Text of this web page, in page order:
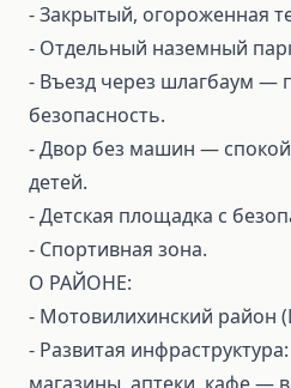
- Закрытый, огороженная
- Отдельный наземный
- Въезд через шлагбаум —
безопасность.
- Двор без машин —
детей.
- Детская площадка с
- Спортивная зона.
О РАЙОНЕ:
- Мотовилихинский район
- Развитая